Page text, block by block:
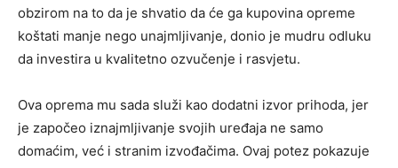
obzirom na to da je shvatio da će ga kupovina opreme
koštati manje nego unajmljivanje, donio je mudru odluku
da investira u kvalitetno ozvučenje i rasvjetu.
Ova oprema mu sada služi kao dodatni izvor prihoda, jer
je započeo iznajmljivanje svojih uređaja ne samo
domaćim, već i stranim izvođačima. Ovaj potez pokazuje